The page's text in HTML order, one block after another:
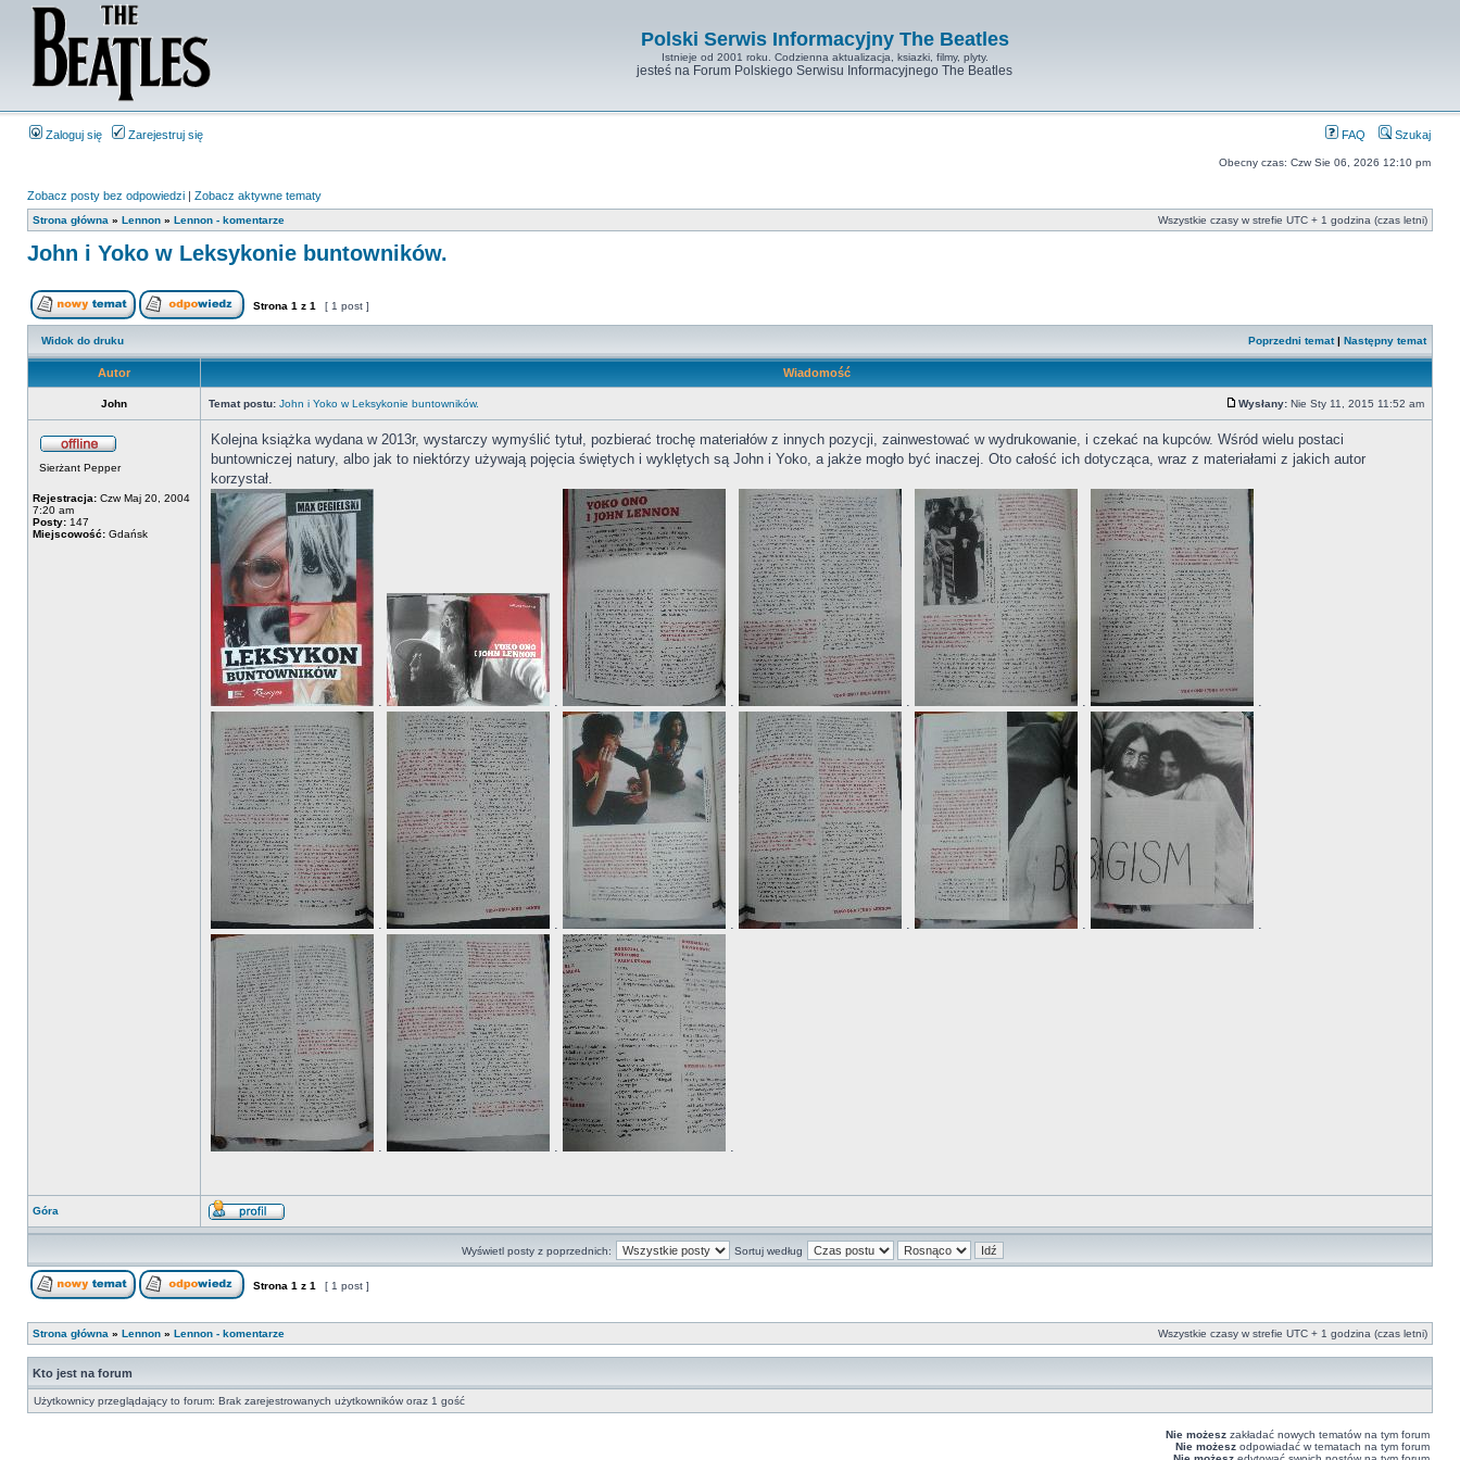
Polski Serwis Informacyjny The Beatles
Istnieje od 2001 roku. Codzienna aktualizacja, ksiazki, filmy, plyty.
jesteś na Forum Polskiego Serwisu Informacyjnego The Beatles
Zaloguj się Zarejestruj się FAQ Szukaj
Obecny czas: Czw Sie 06, 2026 12:10 pm
Zobacz posty bez odpowiedzi | Zobacz aktywne tematy
Strona główna » Lennon » Lennon - komentarze Wszystkie czasy w strefie UTC + 1 godzina (czas letni)
John i Yoko w Leksykonie buntowników.
Strona 1 z 1 [ 1 post ]
Widok do druku Poprzedni temat| Następny temat
Autor Wiadomość
John Temat postu: John i Yoko w Leksykonie buntowników. Wysłany: Nie Sty 11, 2015 11:52 am
Sierżant Pepper
Rejestracja: Czw Maj 20, 2004
7:20 am
Posty: 147
Miejscowość: Gdańsk
Kolejna książka wydana w 2013r, wystarczy wymyślić tytuł, pozbierać trochę materiałów z innych pozycji, zainwestować w wydrukowanie, i czekać na kupców. Wśród wielu postaci
buntowniczej natury, albo jak to niektórzy używają pojęcia świętych i wyklętych są John i Yoko, a jakże mogło być inaczej. Oto całość ich dotycząca, wraz z materiałami z jakich autor
korzystał.
. . . . . .
. . . . . .
. . .
Góra
Wyświetl posty z poprzednich: Sortuj według
Strona 1 z 1 [ 1 post ]
Strona główna » Lennon » Lennon - komentarze Wszystkie czasy w strefie UTC + 1 godzina (czas letni)
Kto jest na forum
Użytkownicy przeglądający to forum: Brak zarejestrowanych użytkowników oraz 1 gość
Nie możesz zakładać nowych tematów na tym forum
Nie możesz odpowiadać w tematach na tym forum